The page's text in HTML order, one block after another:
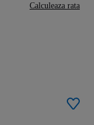
Calculeaza rata